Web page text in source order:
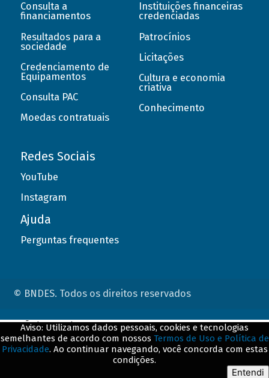
Consulta a
financiamentos
Resultados para a
sociedade
Credenciamento de
Equipamentos
Consulta PAC
Moedas contratuais
Instituições financeiras
credenciadas
Patrocínios
Licitações
Cultura e economia
criativa
Conhecimento
Redes Sociais
YouTube
Instagram
Ajuda
Perguntas frequentes
© BNDES. Todos os direitos reservados
Aviso: Utilizamos dados pessoais, cookies e tecnologias
semelhantes de acordo com nossos Termos de Uso e Política de
Privacidade. Ao continuar navegando, você concorda com estas
condições.
Entendi
ConteÃºdo complementar
${title}${badge}